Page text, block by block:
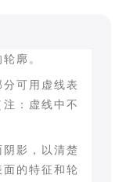
廓。
可用虚线表
：虚线中不
影，以清楚
的特征和轮